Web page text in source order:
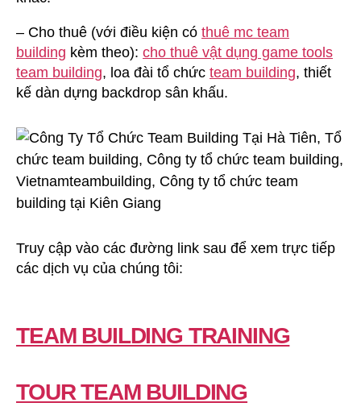
– Cho thuê (với điều kiện có thuê mc team
building kèm theo): cho thuê vật dụng game tools
team building, loa đài tổ chức team building, thiết
kế dàn dựng backdrop sân khấu.
Truy cập vào các đường link sau để xem trực tiếp
các dịch vụ của chúng tôi:
TEAM BUILDING TRAINING
TOUR TEAM BUILDING